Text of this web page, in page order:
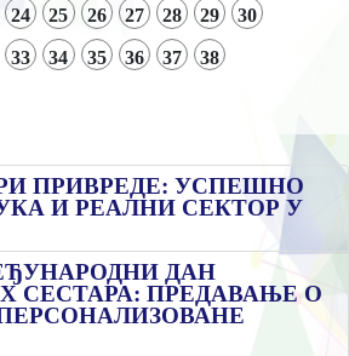
24 25 26 27 28 29 30
33 34 35 36 37 38
ПРИВРЕДЕ: УСПЕШНО
И РЕАЛНИ СЕКТОР У
ДАН
СЕСТАРА: ПРЕДАВАЊЕ О